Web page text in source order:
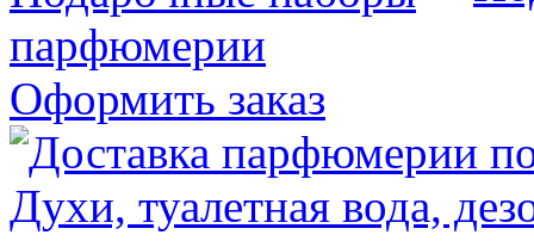
Оформить заказ